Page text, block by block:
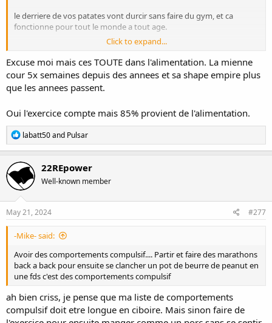
le derriere de vos patates vont durcir sans faire du gym, et ca
fonctionne pour tout le monde a tout age.
inb4 "j'ai des kids et j'ai pas le temps avec toutes les choses a faire
chez moi" - excuse la plus BS au monde. Non seulement faut le
prioriser pour la dite patate en question, mais également cela
servira comme exemple pour tes kids, ils percevront les activités a la
normale, a place de gosser sur les iPads/cartoons. We live too much
Click to expand...
Excuse moi mais ces TOUTE dans l'alimentation. La mienne
cour 5x semaines depuis des annees et sa shape empire plus
que les annees passent.
Oui l'exercice compte mais 85% provient de l'alimentation.
R
e
a
c
i
o
n
s
labatt50and Pulsar
22REpower
Well-known member
May 21, 2024 #277
-Mike- said:
Avoir des comportements compulsif.... Partir et faire des marathons
back a back pour ensuite se clancher un pot de beurre de peanut en
une fds c'est des comportements compulsif
ah bien criss, je pense que ma liste de comportements
compulsif doit etre longue en ciboire. Mais sinon faire de